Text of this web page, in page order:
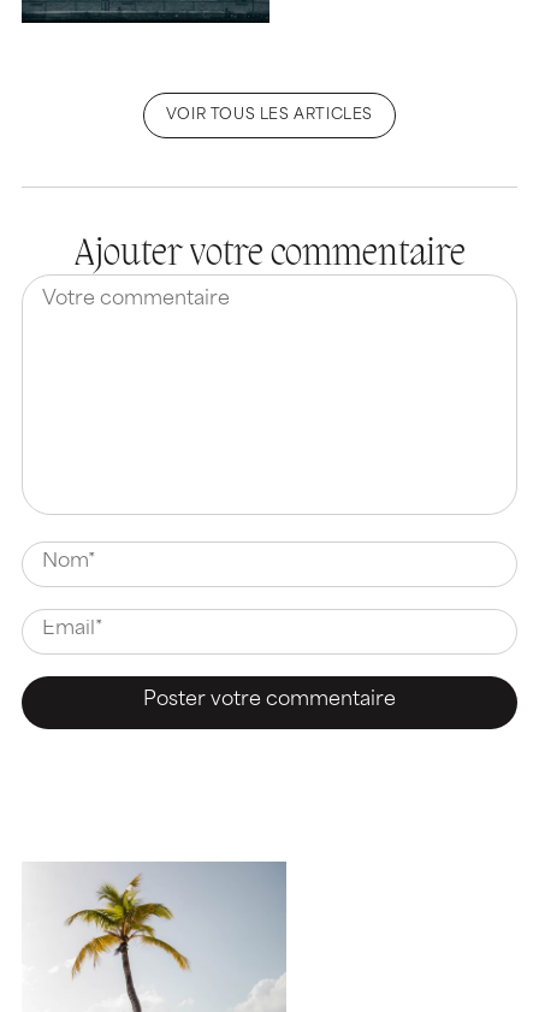
VOIR TOUS LES ARTICLES
Ajouter votre commentaire